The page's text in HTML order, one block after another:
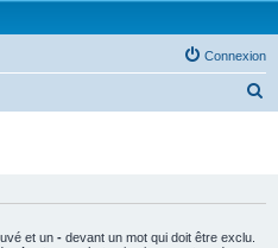
Connexion
e
et un - devant un mot qui doit être exclu.